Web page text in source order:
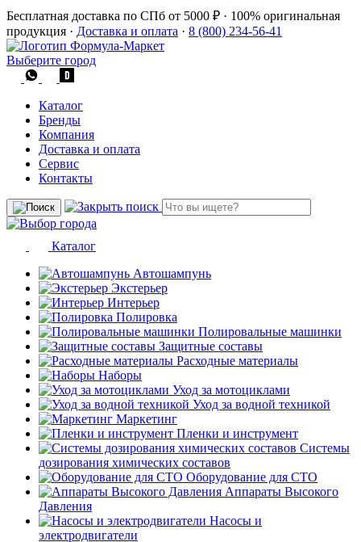
Бесплатная доставка по СПб от 5000 ₽ · 100% оригинальная
продукция · Доставка и оплата · 8 (800) 234-56-41
Выберите город
Каталог
Бренды
Компания
Доставка и оплата
Сервис
Контакты
Каталог
Автошампунь
Экстерьер
Интерьер
Полировка
Полировальные машинки
Защитные составы
Расходные материалы
Наборы
Уход за мотоциклами
Уход за водной техникой
Маркетинг
Пленки и инструмент
Системы
дозирования химических составов
Оборудование для СТО
Аппараты Высокого
Давления
Насосы и
электродвигатели